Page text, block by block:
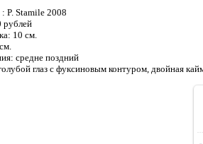
P. Stamile 2008
10 см.
средне поздний
глаз с фуксиновым контуром, двойная